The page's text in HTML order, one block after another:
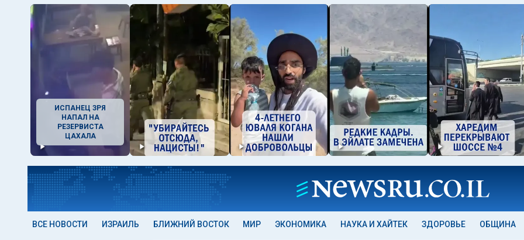
ИСПАНЕЦ ЗРЯ
НАПАЛ НА
РЕЗЕРВИСТА
ЦАХАЛА
ВСЕ НОВОСТИ ИЗРАИЛЬ БЛИЖНИЙ ВОСТОК МИР ЭКОНОМИКА НАУКА И ХАЙТЕК ЗДОРОВЬЕ ОБЩИНА